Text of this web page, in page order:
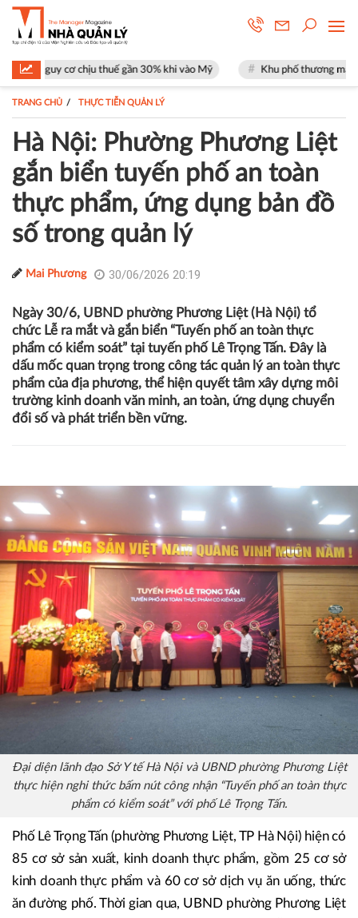
chịu thuế gần 30% khi vào Mỹ Khu phố thương mại SOHO tại The
TRANG CHỦ THỰC TIỄN QUẢN LÝ
Hà Nội: Phường Phương Liệt
gắn biển tuyến phố an toàn
thực phẩm, ứng dụng bản đồ
số trong quản lý
Mai Phương 30/06/2026 20:19
Ngày 30/6, UBND phường Phương Liệt (Hà Nội) tổ
chức Lễ ra mắt và gắn biển “Tuyến phố an toàn thực
phẩm có kiểm soát” tại tuyến phố Lê Trọng Tấn. Đây là
dấu mốc quan trọng trong công tác quản lý an toàn thực
phẩm của địa phương, thể hiện quyết tâm xây dựng môi
trường kinh doanh văn minh, an toàn, ứng dụng chuyển
đổi số và phát triển bền vững.
Đại diện lãnh đạo Sở Y tế Hà Nội và UBND phường Phương Liệt
thực hiện nghi thức bấm nút công nhận “Tuyến phố an toàn thực
phẩm có kiểm soát” với phố Lê Trọng Tấn.
Phố Lê Trọng Tấn (phường Phương Liệt, TP Hà Nội) hiện có
85 cơ sở sản xuất, kinh doanh thực phẩm, gồm 25 cơ sở
kinh doanh thực phẩm và 60 cơ sở dịch vụ ăn uống, thức
ăn đường phố. Thời gian qua, UBND phường Phương Liệt